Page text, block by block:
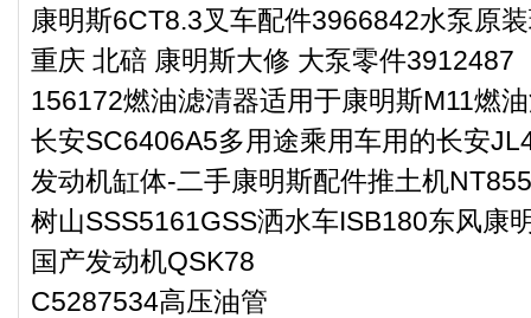
康明斯6CT8.3叉车配件3966842水泵原
重庆 北碚 康明斯大修 大泵零件3912487
156172燃油滤清器适用于康明斯M11燃
长安SC6406A5多用途乘用车用的长安
发动机缸体-二手康明斯配件推土机
树山SSS5161GSS洒水车ISB180东风康
国产发动机QSK78
C5287534高压油管